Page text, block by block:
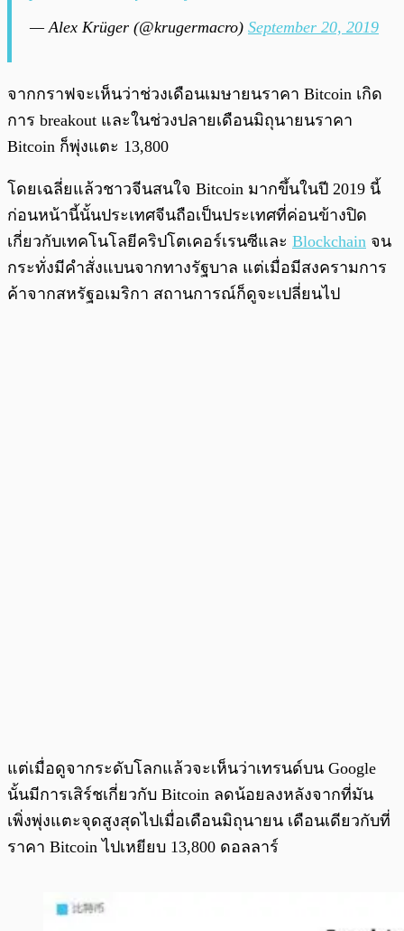
— Alex Krüger (@krugermacro) September 20, 2019
จากกราฟจะเห็นว่าช่วงเดือนเมษายนราคา Bitcoin เกิด
การ breakout และในช่วงปลายเดือนมิถุนายนราคา
Bitcoin ก็พุ่งแตะ 13,800
โดยเฉลี่ยแล้วชาวจีนสนใจ Bitcoin มากขึ้นในปี 2019 นี้
ก่อนหน้านี้นั้นประเทศจีนถือเป็นประเทศที่ค่อนข้างปิด
เกี่ยวกับเทคโนโลยีคริปโตเคอร์เรนซีและ Blockchain จน
กระทั่งมีคำสั่งแบนจากทางรัฐบาล แต่เมื่อมีสงครามการ
ค้าจากสหรัฐอเมริกา สถานการณ์ก็ดูจะเปลี่ยนไป
แต่เมื่อดูจากระดับโลกแล้วจะเห็นว่าเทรนด์บน Google
นั้นมีการเสิร์ชเกี่ยวกับ Bitcoin ลดน้อยลงหลังจากที่มัน
เพิ่งพุ่งแตะจุดสูงสุดไปเมื่อเดือนมิถุนายน เดือนเดียวกับที่
ราคา Bitcoin ไปเหยียบ 13,800 ดอลลาร์